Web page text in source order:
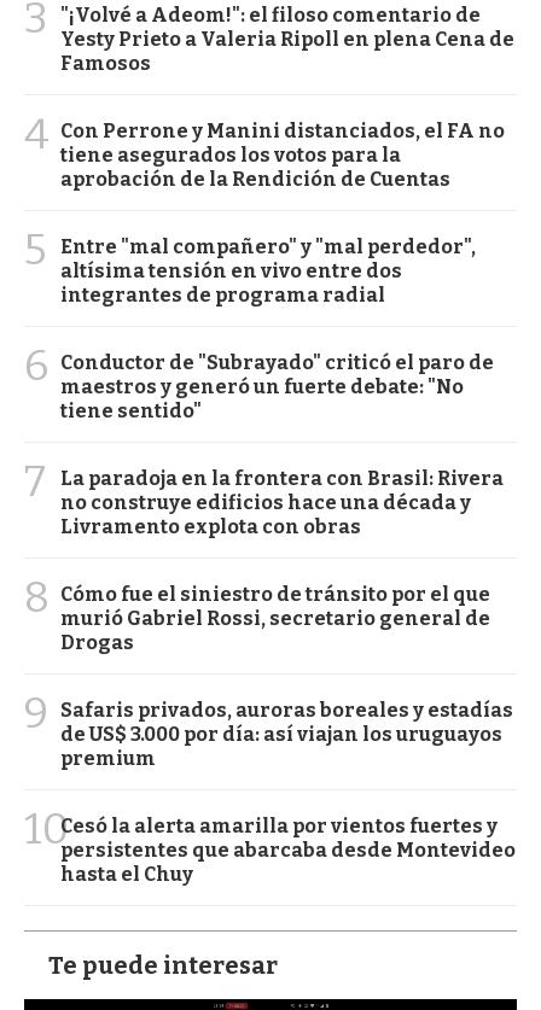
3
"¡Volvé a Adeom!": el filoso comentario de
Yesty Prieto a Valeria Ripoll en plena Cena de
Famosos
4 Con Perrone y Manini distanciados, el FA no
tiene asegurados los votos para la
aprobación de la Rendición de Cuentas
5
Entre "mal compañero" y "mal perdedor",
altísima tensión en vivo entre dos
integrantes de programa radial
6
Conductor de "Subrayado" criticó el paro de
maestros y generó un fuerte debate: "No
tiene sentido"
7
La paradoja en la frontera con Brasil: Rivera
no construye edificios hace una década y
Livramento explota con obras
8
Cómo fue el siniestro de tránsito por el que
murió Gabriel Rossi, secretario general de
Drogas
9
Safaris privados, auroras boreales y estadías
de US$ 3.000 por día: así viajan los uruguayos
premium
10Cesó la alerta amarilla por vientos fuertes y
persistentes que abarcaba desde Montevideo
hasta el Chuy
Te puede interesar